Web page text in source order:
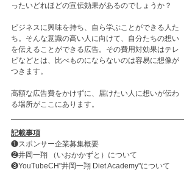
ったいどれほどの宣伝効果があるのでしょうか？
ビジネスに興味を持ち、自ら学ぶことができる人た
ち。そんな意識の高い人に向けて、自分たちの想い
を伝えることができる広告。その費用対効果はテレ
ビなどとは、比べものにならないのは容易に想像が
つきます。
高額な広告費をかけずに、届けたい人に想いが伝わ
る場所がここにあります。
記載事項
❶スポンサー企業募集概要
❷井岡一翔 （いおかかずと）について
❸YouTubeCH"井岡一翔 Diet Academy"について